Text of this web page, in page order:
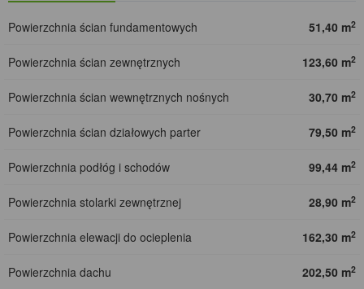
Powierzchnia ścian fundamentowych 51,40 m2
Powierzchnia ścian zewnętrznych 123,60 m2
Powierzchnia ścian wewnętrznych nośnych 30,70 m2
Powierzchnia ścian działowych parter 79,50 m2
Powierzchnia podłóg i schodów 99,44 m2
Powierzchnia stolarki zewnętrznej 28,90 m2
Powierzchnia elewacji do ocieplenia 162,30 m2
Powierzchnia dachu 202,50 m2